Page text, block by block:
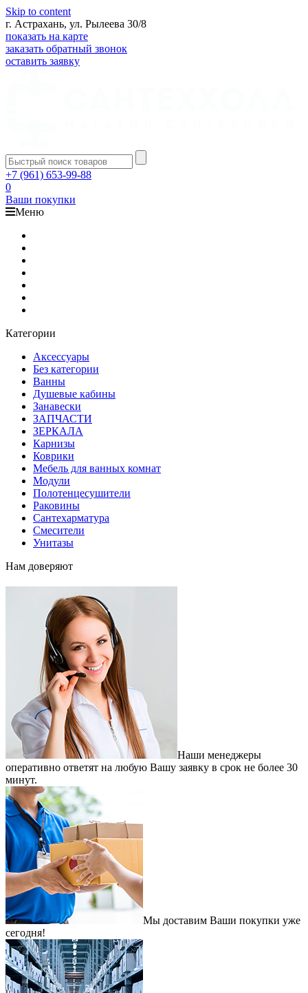
Skip to content
г. Астрахань, ул. Рылеева 30/8
показать на карте
заказать обратный звонок
оставить заявку
+7 (961) 653-99-88
0
Ваши покупки
Меню
Категории
Аксессуары
Без категории
Ванны
Душевые кабины
Занавески
ЗАПЧАСТИ
ЗЕРКАЛА
Карнизы
Коврики
Мебель для ванных комнат
Модули
Полотенцесушители
Раковины
Сантехарматура
Смесители
Унитазы
Нам доверяют
Наши менеджеры
оперативно ответят на любую Вашу заявку в срок не более 30
минут.
Мы доставим Ваши покупки уже
сегодня!